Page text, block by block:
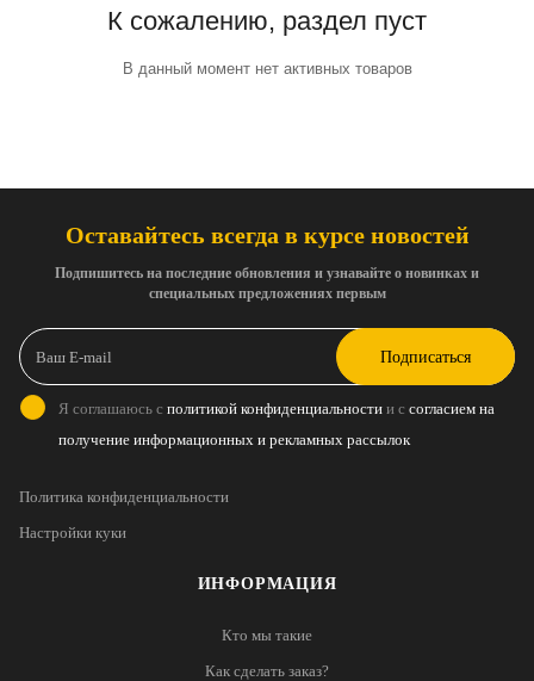
К сожалению, раздел пуст
В данный момент нет активных товаров
ИНФОРМАЦИЯ
Кто мы такие
Как сделать заказ?
Оставайтесь всегда в курсе новостей
Подпишитесь на последние обновления и узнавайте о новинках и
специальных предложениях первым
Подписаться
Я соглашаюсь с политикой конфиденциальности и с согласием на
получение информационных и рекламных рассылок
Политика конфиденциальности
Настройки куки